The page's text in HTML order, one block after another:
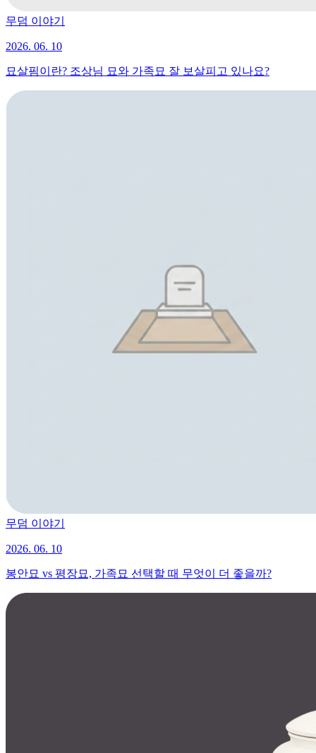
무덤 이야기
2026. 06. 10
묘살핌이란? 조상님 묘와 가족묘 잘 보살피고 있나요?
무덤 이야기
2026. 06. 10
봉안묘 vs 평장묘, 가족묘 선택할 때 무엇이 더 좋을까?